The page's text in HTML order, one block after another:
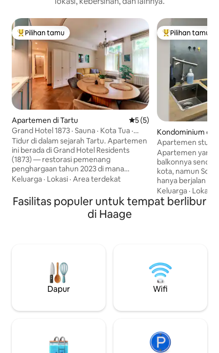
Pilihan tamu terpopuler
Pilihan tamu
Apartemen di Tartu Nilai rata-rata 5 dari 5, 5
5 (5)
Grand Hotel 1873 · Sauna · Kota Tua ·
Cerah & Tenang
Tidur di dalam sejarah Tartu. Apartemen
ini berada di Grand Hotel Residents
(1873) — restorasi pemenang
penghargaan tahun 2023 di mana
lobinya masih terlihat seperti hotel,
Sauna pribadi di dalam apartemen,
jendela menghadap selatan yang cerah
dan menghadap halaman hijau yang
bed untuk anak-anak, AC, lantai kamar
mandi yang dipanaskan, TV 65" dengan
semua aplikasi streaming, Wi-Fi 500 Mbit
— kenyamanan yang benar-benar
Keluarga · Lokasi · Area terdekat
Pilihan tamu
Pilihan tamu
Kondominium di
Apartemen
parkir gratis
Apartemen yang
balkonnya sendiri
kota, namun
hanya berjalan
bus yang luar
hutan kecil di
Anda juga bisa
berjalan kaki).
sangat
jalan sedikit dan
Estonia:)
Keluarga · Lokasi
Fasilitas populer untuk tempat berlibur
di Haage
Dapur Wifi